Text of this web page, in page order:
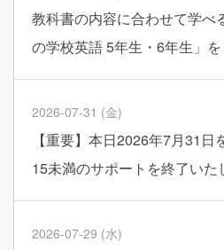
教科書の内容に合わせて学べ
の学校英語 5年生・6年生」
2026-07-31 (金)
【重要】本日2026年7月31
15未満のサポートを終了いた
2026-07-29 (水)